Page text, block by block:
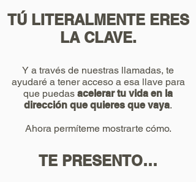
TÚ LITERALMENTE ERES
LA CLAVE.
Y a través de nuestras llamadas, te
ayudaré a tener acceso a esa llave para
que puedas acelerar tu vida en la
dirección que quieres que vaya.
Ahora permíteme mostrarte cómo.
TE PRESENTO…